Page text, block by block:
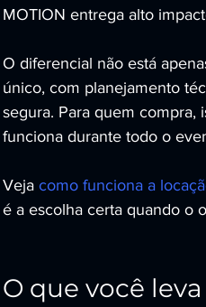
MOTION entrega alto
O diferencial não está
único, com planejamento
segura. Para quem compra,
funciona durante todo o
Veja como funciona a
é a escolha certa quando o
O que você